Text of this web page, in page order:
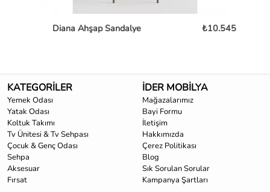
Diana Ahşap Sandalye ₺10.545
KATEGORİLER
Yemek Odası
Yatak Odası
Koltuk Takımı
Tv Ünitesi & Tv Sehpası
Çocuk & Genç Odası
Sehpa
Aksesuar
Fırsat
İDER MOBİLYA
Mağazalarımız
Bayi Formu
İletişim
Hakkımızda
Çerez Politikası
Blog
Sık Sorulan Sorular
Kampanya Şartları